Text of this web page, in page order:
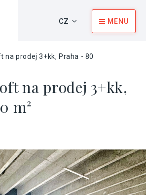
CZ MENU
na prodej 3+kk, Praha - 80
na prodej 3+kk,
m²